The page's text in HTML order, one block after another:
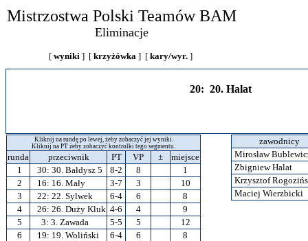
Mistrzostwa Polski Teamów BAM
Eliminacje
[ wyniki ] [ krzyżówka ] [ kary/wyr. ]
20: 20. Halat
Kliknij na rundę po lewej, żeby zobaczyć jej wyniki.
Kliknij na PT żeby zobaczyć kontrolki tego segmentu.
runda przeciwnik PT VP ±
miejsce
1
30: 30. Bałdysz 5 8-2 8
1
2
16: 16. Mały 3-7 3
10
3
22: 22. Sylwek 6-4 6
8
4
26: 26. Duży Kluk 4-6 4
9
5
3: 3. Zawada 5-5 5
12
6
19: 19. Woliński 6-4 6
8
zawodnicy
Mirosław
Zbigniew Halat
Krzysztof
Maciej Wierzbicki